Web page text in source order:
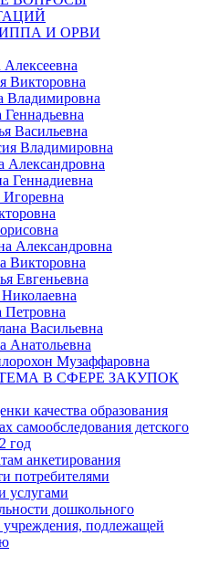
И ОРВИ
Викторовна
Владимировна
Геннадьевна
Васильевна
Владимировна
Александровна
Геннадиевна
Александровна
Викторовна
Евгеньевна
Петровна
Васильевна
Анатольевна
Музаффаровна
В СФЕРЕ ЗАКУПОК
качества образования
самообследования детского
год
анкетирования
потребителями
услугами
дошкольного
учреждения, подлежащей